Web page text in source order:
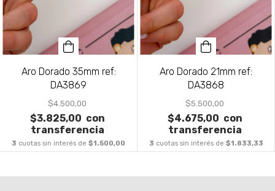
Aro Dorado 35mm ref:
DA3869
$4.500,00
$3.825,00 con
transferencia
3 cuotas sin interés de $1.500,00
Aro Dorado 21mm ref:
DA3868
$5.500,00
$4.675,00 con
transferencia
3 cuotas sin interés de $1.833,33